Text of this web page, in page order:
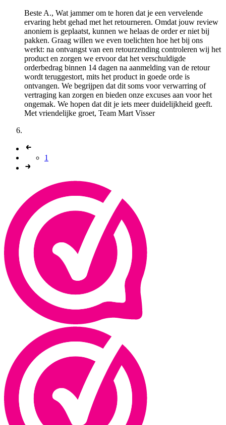
Beste A., Wat jammer om te horen dat je een vervelende
ervaring hebt gehad met het retourneren. Omdat jouw review
anoniem is geplaatst, kunnen we helaas de order er niet bij
pakken. Graag willen we even toelichten hoe het bij ons
werkt: na ontvangst van een retourzending controleren wij het
product en zorgen we ervoor dat het verschuldigde
orderbedrag binnen 14 dagen na aanmelding van de retour
wordt teruggestort, mits het product in goede orde is
ontvangen. We begrijpen dat dit soms voor verwarring of
vertraging kan zorgen en bieden onze excuses aan voor het
ongemak. We hopen dat dit je iets meer duidelijkheid geeft.
Met vriendelijke groet, Team Mart Visser
1